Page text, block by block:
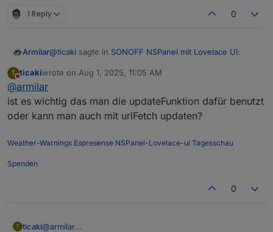
1 Reply 0
Armilar@ticaki sagte in SONOFF NSPanel mit Lovelace UI:
UrlFetch installiert den Berry Driver
aus) kann der Inhalt auch manuell in derautoexec.be
gespeichert werden. Wichtig ist dann nur zunächst
T
Do not disturb
ticakiwrote on Aug 1, 2025, 11:05 AM
last edited by
@armilar
ist es wichtig das man die updateFunktion dafür benutzt
oder kann man auch mit urlFetch updaten?
Weather-Warnings Espresense NSPanel-Lovelace-ui Tagesschau
Spenden
0
T ticaki@armilar